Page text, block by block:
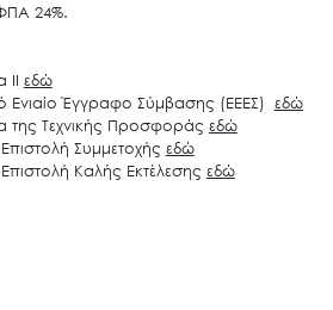
24%.
εδώ
Ενιαίο Έγγραφο Σύμβασης (ΕΕΕΣ) εδώ
της Τεχνικής Προσφοράς εδώ
Συμμετοχής εδώ
Καλής Εκτέλεσης εδώ